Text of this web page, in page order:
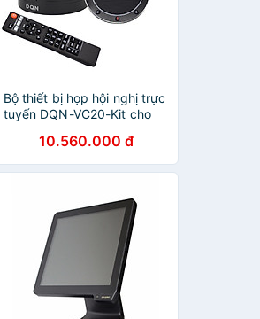
Bộ thiết bị họp hội nghị trực
tuyến DQN-VC20-Kit cho
10.560.000 đ